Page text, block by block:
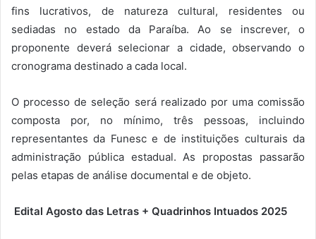
fins lucrativos, de natureza cultural, residentes ou
sediadas no estado da Paraíba. Ao se inscrever, o
proponente deverá selecionar a cidade, observando o
cronograma destinado a cada local.
O processo de seleção será realizado por uma comissão
composta por, no mínimo, três pessoas, incluindo
representantes da Funesc e de instituições culturais da
administração pública estadual. As propostas passarão
pelas etapas de análise documental e de objeto.
Edital Agosto das Letras + Quadrinhos Intuados 2025